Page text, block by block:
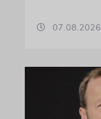
07.08.2026